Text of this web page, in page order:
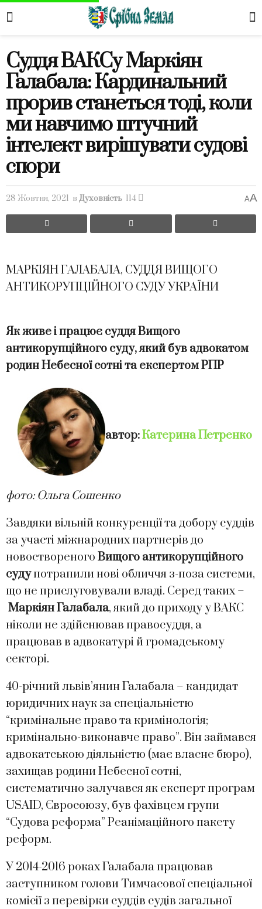
Суддя ВАКСу Маркіян
Галабала: Кардинальний
прорив станеться тоді, коли
ми навчимо штучний
інтелект вирішувати судові
спори
28 Жовтня, 2021 в Духовність 114 AA
МАРКІЯН ГАЛАБАЛА, СУДДЯ ВИЩОГО
АНТИКОРУПЦІЙНОГО СУДУ УКРАЇНИ
Як живе і працює суддя Вищого
антикорупційного суду, який був адвокатом
родин Небесної сотні та експертом РПР
автор:Катерина Петренко
фото: Ольга Сошенко
Завдяки вільній конкуренції та добору суддів
за участі міжнародних партнерів до
новоствореного Вищого антикорупційного
судупотрапили нові обличчя з-поза системи,
що не прислуговували владі. Серед таких –
Маркіян Галабала, який до приходу у ВАКС
ніколи не здійснював правосуддя, а
працював в адвокатурі й громадському
секторі.
40-річний львів’янин Галабала – кандидат
юридичних наук за спеціальністю
“кримінальне право та кримінологія;
кримінально-виконавче право”. Він займався
адвокатською діяльністю (має власне бюро),
захищав родини Небесної сотні,
систематично залучався як експерт програм
USAID, Євросоюзу, був фахівцем групи
“Судова реформа” Реанімаційного пакету
реформ.
У 2014-2016 роках Галабала працював
заступником голови Тимчасової спеціальної
комісії з перевірки суддів судів загальної